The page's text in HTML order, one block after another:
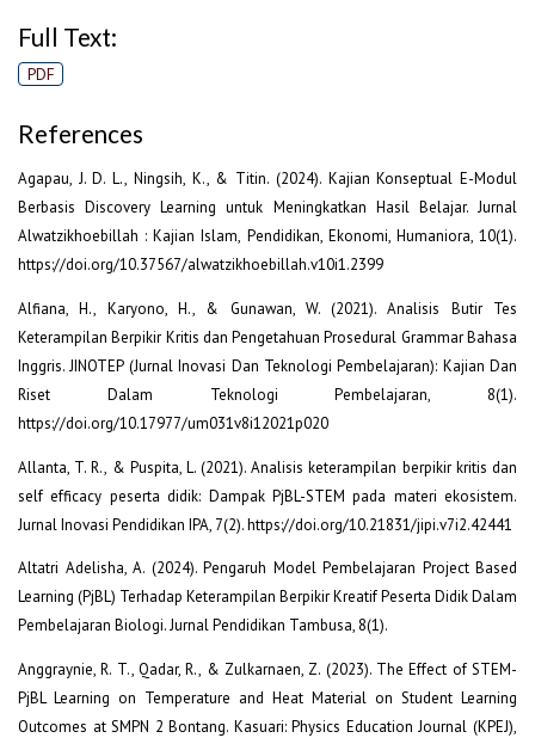
Full Text:
PDF
References
Agapau, J. D. L., Ningsih, K., & Titin. (2024). Kajian Konseptual E-Modul
Berbasis Discovery Learning untuk Meningkatkan Hasil Belajar. Jurnal
Alwatzikhoebillah : Kajian Islam, Pendidikan, Ekonomi, Humaniora, 10(1).
https://doi.org/10.37567/alwatzikhoebillah.v10i1.2399
Alfiana, H., Karyono, H., & Gunawan, W. (2021). Analisis Butir Tes
Keterampilan Berpikir Kritis dan Pengetahuan Prosedural Grammar Bahasa
Inggris. JINOTEP (Jurnal Inovasi Dan Teknologi Pembelajaran): Kajian Dan
Riset Dalam Teknologi Pembelajaran, 8(1).
https://doi.org/10.17977/um031v8i12021p020
Allanta, T. R., & Puspita, L. (2021). Analisis keterampilan berpikir kritis dan
self efficacy peserta didik: Dampak PjBL-STEM pada materi ekosistem.
Jurnal Inovasi Pendidikan IPA, 7(2). https://doi.org/10.21831/jipi.v7i2.42441
Altatri Adelisha, A. (2024). Pengaruh Model Pembelajaran Project Based
Learning (PjBL) Terhadap Keterampilan Berpikir Kreatif Peserta Didik Dalam
Pembelajaran Biologi. Jurnal Pendidikan Tambusa, 8(1).
Anggraynie, R. T., Qadar, R., & Zulkarnaen, Z. (2023). The Effect of STEM-
PjBL Learning on Temperature and Heat Material on Student Learning
Outcomes at SMPN 2 Bontang. Kasuari: Physics Education Journal (KPEJ),